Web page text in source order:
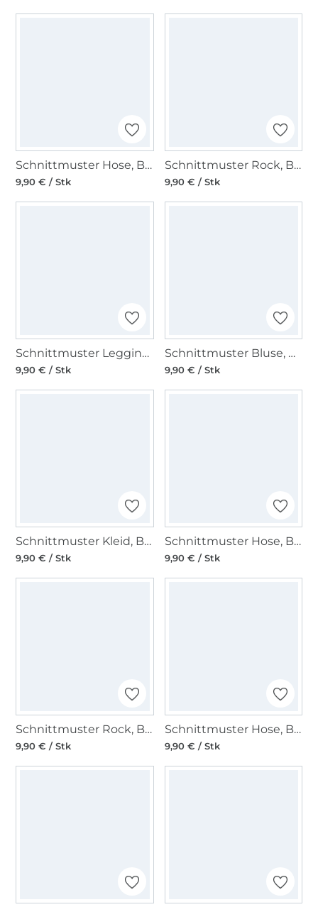
Schnittmuster Hose, Burda 5874
9,90 € / Stk
Schnittmuster Rock, Burda 5857
9,90 € / Stk
Schnittmuster Leggings, Burda 5850
9,90 € / Stk
Schnittmuster Bluse, Burda 5924
9,90 € / Stk
Schnittmuster Kleid, Burda 5907
9,90 € / Stk
Schnittmuster Hose, Burda 5898
9,90 € / Stk
Schnittmuster Rock, Burda 5978
9,90 € / Stk
Schnittmuster Hose, Burda 5969
9,90 € / Stk